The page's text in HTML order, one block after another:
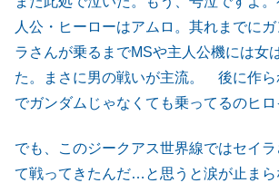
人公・ヒーローはアムロ。其れまでに
ラさんが乗るまでMSや主人公機には女
た。まさに男の戦いが主流。 後に作ら
でガンダムじゃなくても乗ってるのヒロ
でも、このジークアス世界線ではセイ
て戦ってきたんだ…と思うと涙が止ま